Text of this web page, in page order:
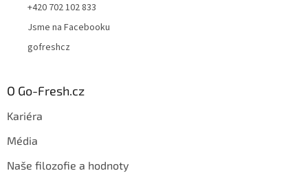
+420 702 102 833
Jsme na Facebooku
gofreshcz
O Go-Fresh.cz
Kariéra
Média
Naše filozofie a hodnoty